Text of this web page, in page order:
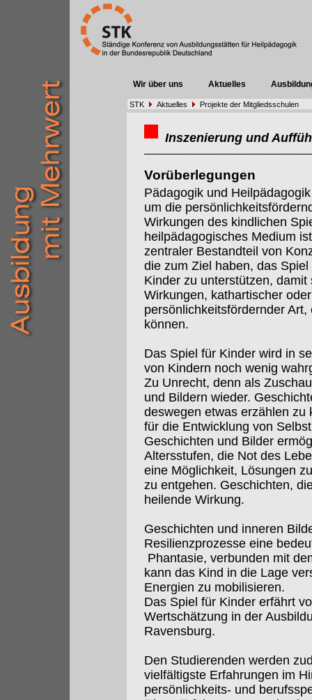
Wir über uns Aktuelles
STK Aktuelles Projekte der Mitgliedsschulen
Inszenierung und
Vorüberlegungen
Pädagogik und
um die
Wirkungen des kindlichen
heilpädagogisches Medium
zentraler Bestandteil von
die zum Ziel haben, das Spiel
Kinder zu unterstützen, damit
Wirkungen, kathartischer oder
persönlichkeitsfördernder Art,
können.
Das Spiel für Kinder wird in
von Kindern noch wenig
Zu Unrecht, denn als
und Bildern wieder.
deswegen etwas erzählen zu
für die Entwicklung von
Geschichten und Bilder
Altersstufen, die Not des
eine Möglichkeit, Lösungen
zu entgehen. Geschichten,
heilende Wirkung.
Geschichten und inneren
Resilienzprozesse eine
Phantasie, verbunden mit
kann das Kind in die Lage
Energien zu mobilisieren.
Das Spiel für Kinder erfährt
Wertschätzung in der
Ravensburg.
Den Studierenden werden
vielfältigste Erfahrungen im
persönlichkeits- und